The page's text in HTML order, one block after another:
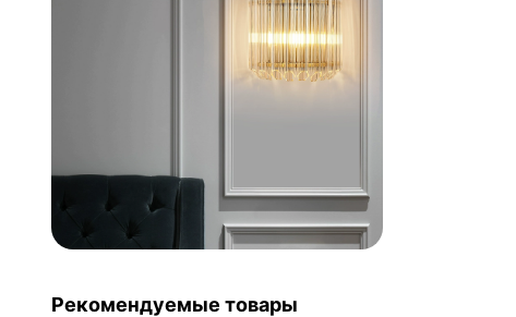
Рекомендуемые товары